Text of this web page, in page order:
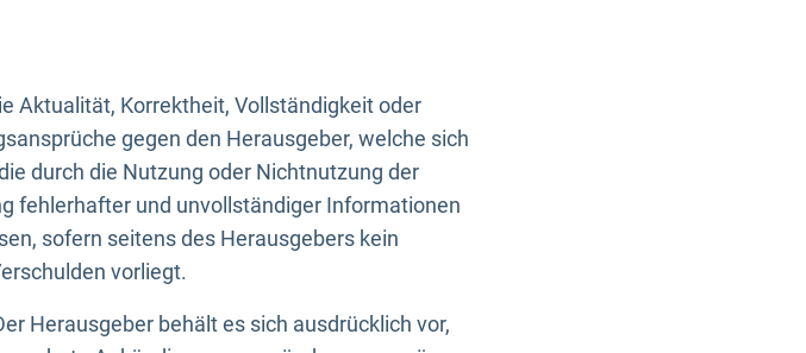
Aktualität, Korrektheit, Vollständigkeit oder
gegen den Herausgeber, welche sich
durch die Nutzung oder Nichtnutzung der
fehlerhafter und unvollständiger Informationen
sofern seitens des Herausgebers kein
vorliegt.
Herausgeber behält es sich ausdrücklich vor,